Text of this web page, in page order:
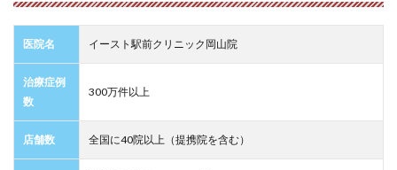
医院名 イースト駅前クリニック岡山院
治療症例
数
300万件以上
店舗数 全国に40院以上（提携院を含む）